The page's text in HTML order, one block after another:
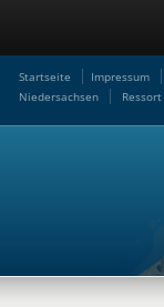
Startseite Impressum
Niedersachsen
Ressort